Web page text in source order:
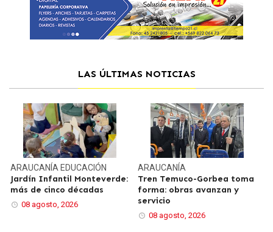
LAS ÚLTIMAS NOTICIAS
ARAUCANÍAEDUCACIÓN
Jardín Infantil Monteverde:
más de cinco décadas
08 agosto, 2026
ARAUCANÍA
Tren Temuco-Gorbea toma
forma: obras avanzan y
servicio
08 agosto, 2026